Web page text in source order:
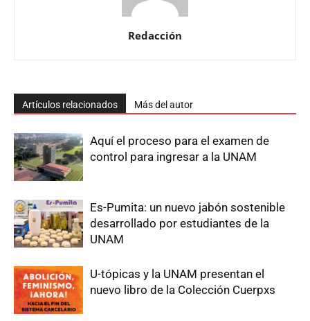
Redacción
Artículos relacionados Más del autor
Aquí el proceso para el examen de
control para ingresar a la UNAM
Es-Pumita: un nuevo jabón sostenible
desarrollado por estudiantes de la
UNAM
U-tópicas y la UNAM presentan el
nuevo libro de la Colección Cuerpxs